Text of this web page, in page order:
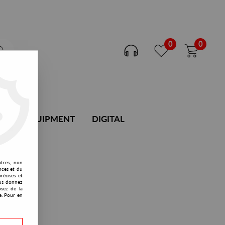
0 0
DJ EQUIPMENT DIGITAL
non
et du
et
donnez
de la
Pour en